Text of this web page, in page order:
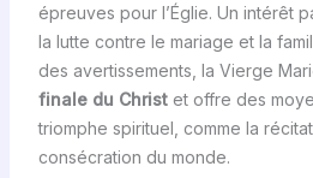
épreuves pour l’Églie. Un intérêt
la lutte contre le mariage et la
des avertissements, la Vierge
finale du Christet offre des
triomphe spirituel, comme la
consécration du monde.